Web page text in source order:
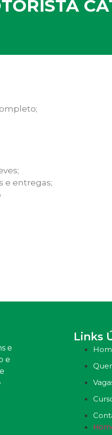
e entregas;
e
e
Links